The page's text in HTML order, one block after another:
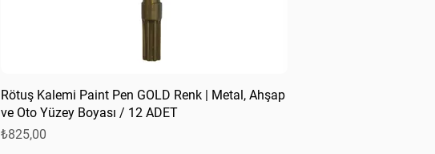
Rötuş Kalemi Paint Pen GOLD Renk | Metal, Ahşap
ve Oto Yüzey Boyası / 12 ADET
Fiyat
₺825,00